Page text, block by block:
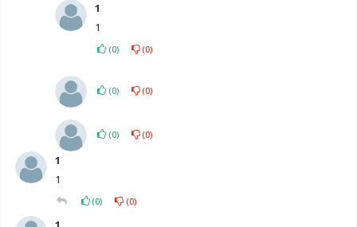
1
1
(0) (0)
(0) (0)
(0) (0)
1
1
(0) (0)